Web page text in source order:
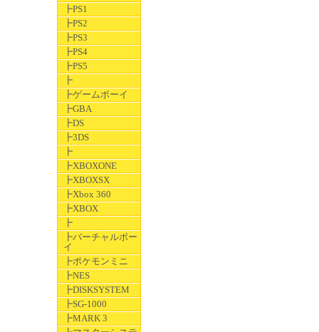
┣PS1
┣PS2
┣PS3
┣PS4
┣PS5
┣
┣ゲームボーイ
┣GBA
┣DS
┣3DS
┣
┣XBOXONE
┣XBOXSX
┣Xbox 360
┣XBOX
┣
┣バーチャルボー
イ
┣ポケモンミニ
┣NES
┣DISKSYSTEM
┣SG-1000
┣MARK 3